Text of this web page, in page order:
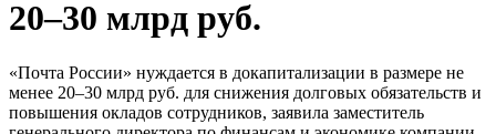
20–30 млрд руб.
«Почта России» нуждается в докапитализации в размере не
менее 20–30 млрд руб. для снижения долговых обязательств и
повышения окладов сотрудников, заявила заместитель